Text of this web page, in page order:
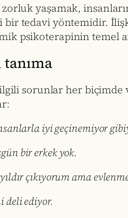
yaşamak,
bir tedavi yöntemidir.
psikoterapinin temel
sorunlar her biçimde
iyi geçinemiyor
bir erkek yok.
çıkıyorum ama
deli ediyor.